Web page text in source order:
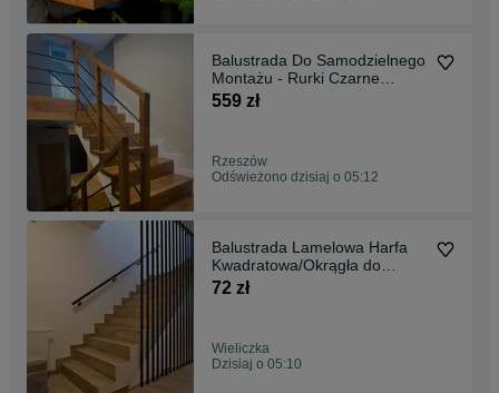
Balustrada Do Samodzielnego
Montażu - Rurki Czarne
ODBIÓR OSOBISTY
559 zł
Rzeszów
Odświeżono dzisiaj o 05:12
Balustrada Lamelowa Harfa
Kwadratowa/Okrągła do
Samodzielnego Montażu
72 zł
Wieliczka
Dzisiaj o 05:10